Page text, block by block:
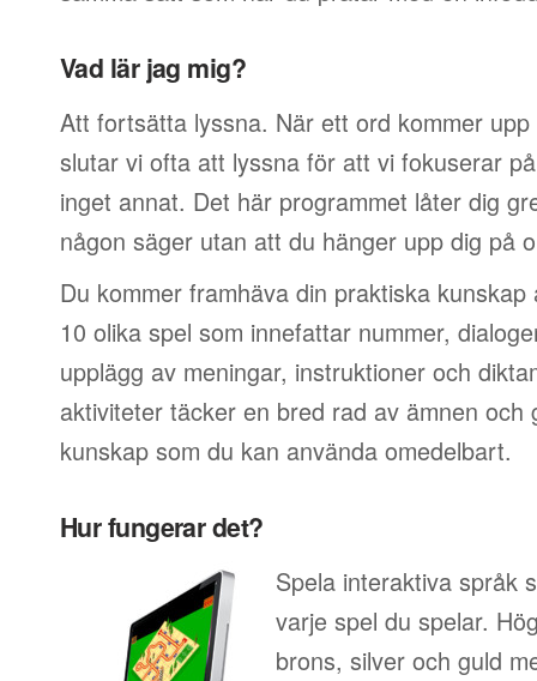
Vad lär jag mig?
Att fortsätta lyssna. När ett ord kommer
slutar vi ofta att lyssna för att vi fokuserar
inget annat. Det här programmet låter dig
någon säger utan att du hänger upp dig på
Du kommer framhäva din praktiska
10 olika spel som innefattar nummer,
upplägg av meningar, instruktioner och
aktiviteter täcker en bred rad av ämnen och
kunskap som du kan använda omedelbart.
Hur fungerar det?
Spela interaktiva språk
varje spel du spelar.
brons, silver och guld